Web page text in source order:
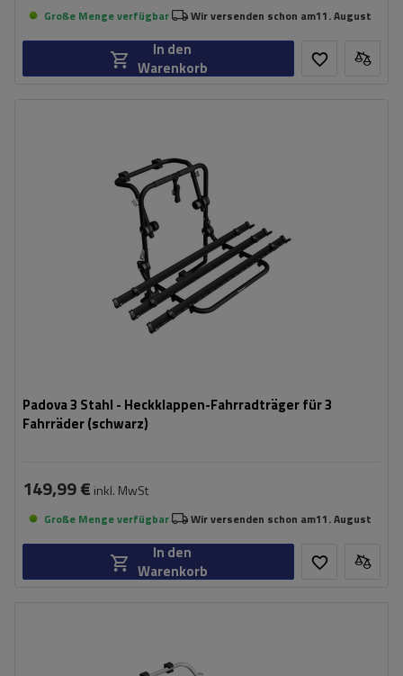
Große Menge verfügbar
Wir versenden schon am11. August
In den
Warenkorb
Padova 3 Stahl - Heckklappen-Fahrradträger für 3
Fahrräder (schwarz)
universelles Montagesystem
kompatibel mit allen Karosseriearten
149,99 € inkl. MwSt
Große Menge verfügbar Wir versenden schon am11. August
In den
Warenkorb